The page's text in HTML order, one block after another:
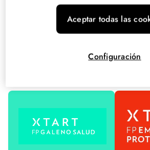
Aceptar todas las
Configuración